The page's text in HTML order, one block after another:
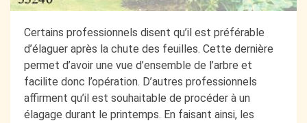
Certains professionnels disent qu’il est préférable
d’élaguer après la chute des feuilles. Cette dernière
permet d’avoir une vue d’ensemble de l’arbre et
facilite donc l’opération. D’autres professionnels
affirment qu’il est souhaitable de procéder à un
élagage durant le printemps. En faisant ainsi, les